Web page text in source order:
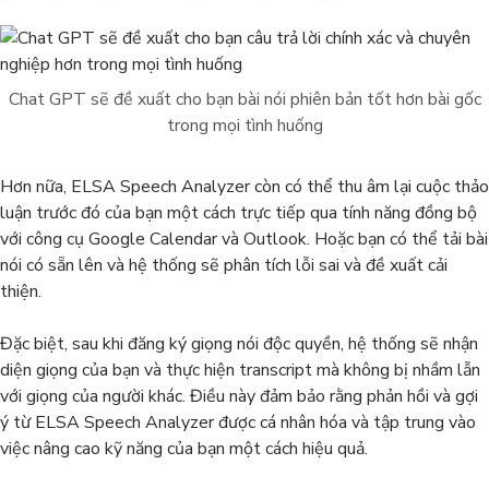
Chat GPT sẽ đề xuất cho bạn bài nói phiên bản tốt hơn bài gốc
trong mọi tình huống
Hơn nữa, ELSA Speech Analyzer còn có thể thu âm lại cuộc thảo
luận trước đó của bạn một cách trực tiếp qua tính năng đồng bộ
với công cụ Google Calendar và Outlook. Hoặc bạn có thể tải bài
nói có sẵn lên và hệ thống sẽ phân tích lỗi sai và đề xuất cải
thiện.
Đặc biệt, sau khi đăng ký giọng nói độc quyền, hệ thống sẽ nhận
diện giọng của bạn và thực hiện transcript mà không bị nhầm lẫn
với giọng của người khác. Điều này đảm bảo rằng phản hồi và gợi
ý từ ELSA Speech Analyzer được cá nhân hóa và tập trung vào
việc nâng cao kỹ năng của bạn một cách hiệu quả.